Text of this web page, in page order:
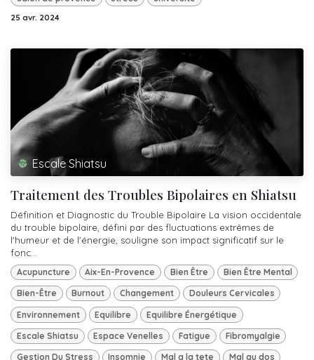
25 avr. 2024
Escale Shiatsu
Traitement des Troubles Bipolaires en Shiatsu
Définition et Diagnostic du Trouble Bipolaire La vision occidentale
du trouble bipolaire, défini par des fluctuations extrêmes de
l'humeur et de l'énergie, souligne son impact significatif sur le
fonc...
Acupuncture Aix-En-Provence Bien Être Bien Être Mental
Bien-Être Burnout Changement Douleurs Cervicales
Environnement Equilibre Equilibre Énergétique
Escale Shiatsu Espace Venelles Fatigue Fibromyalgie
Gestion Du Stress Insomnie Mal a la tete Mal au dos